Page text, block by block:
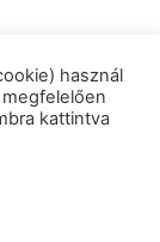
használ
kattintva